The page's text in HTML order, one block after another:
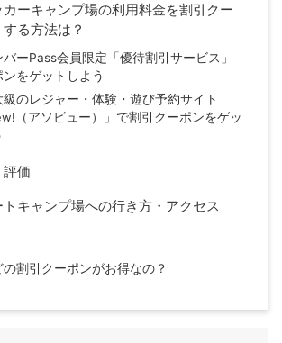
ーキャンプ場の利用料金を割引クー
る方法は？
ーPass会員限定「優待割引サービス」
ンをゲットしよう
級のレジャー・体験・遊び予約サイト
（アソビュー）」で割引クーポンをゲッ
評価
トキャンプ場への行き方・アクセス
割引クーポンがお得なの？